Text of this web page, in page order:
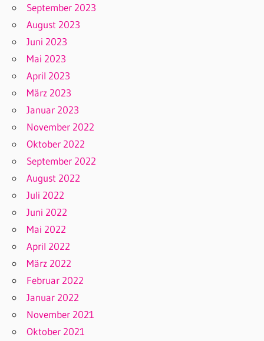
September 2023
August 2023
Juni 2023
Mai 2023
April 2023
März 2023
Januar 2023
November 2022
Oktober 2022
September 2022
August 2022
Juli 2022
Juni 2022
Mai 2022
April 2022
März 2022
Februar 2022
Januar 2022
November 2021
Oktober 2021